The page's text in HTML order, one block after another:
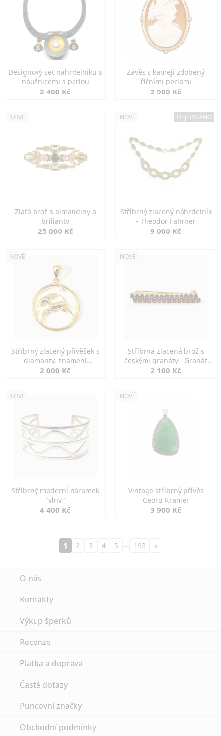
Designový set náhrdelníku s
náušnicemi s perlou
2 400 Kč
Závěs s kamejí zdobený
říčními perlami
2 900 Kč
NOVÉ
Zlatá brož s almandiny a
brilianty
25 000 Kč
NOVÉ OBJEDNÁNO
Stříbrný zlacený náhrdelník
- Theodor Fahrner
9 000 Kč
NOVÉ
Stříbrný zlacený přívěšek s
diamanty, znamení
KOZOROH
2 000 Kč
NOVÉ
Stříbrná zlacená brož s
českými granáty - Granát
Turnov
2 100 Kč
NOVÉ
Stříbrný moderní náramek
"vlny"
4 400 Kč
NOVÉ
Vintage stříbrný přívěs
Georg Kramer
3 900 Kč
1 2 3 4 5 … 193 »
O nás
Kontakty
Výkup šperků
Recenze
Platba a doprava
Časté dotazy
Puncovní značky
Obchodní podmínky